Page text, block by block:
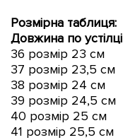
Розмірна таблиця:
Довжина по устілці
36 розмір 23 см
37 розмір 23,5 см
38 розмір 24 см
39 розмір 24,5 см
40 розмір 25 см
41 розмір 25,5 см